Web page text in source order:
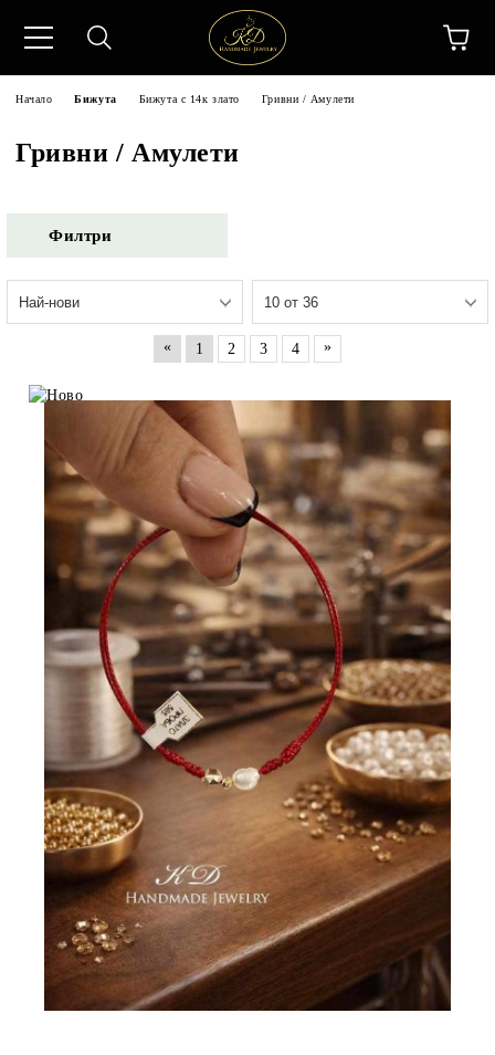
Начало Бижута Бижута с 14к злато Гривни / Амулети
Гривни / Амулети
Филтри
« 1 2 3 4 »